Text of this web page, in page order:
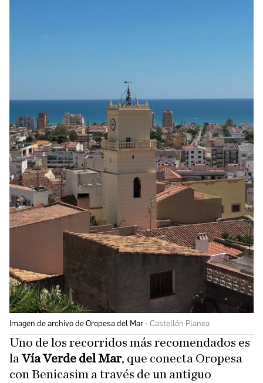
Imagen de archivo de Oropesa del Mar Castellón Planea
Uno de los recorridos más recomendados es
laVía Verde del Mar, que conecta Oropesa
con Benicasim a través de un antiguo